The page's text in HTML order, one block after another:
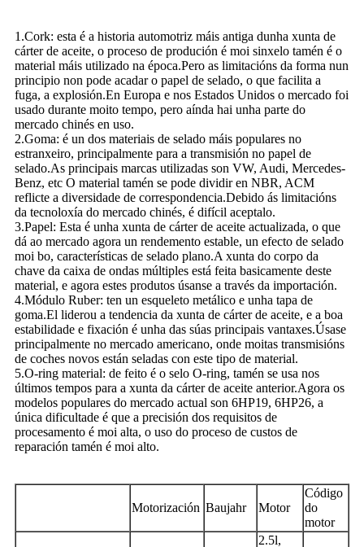
1.Cork: esta é a historia automotriz máis antiga dunha xunta de
cárter de aceite, o proceso de produción é moi sinxelo tamén é o
material máis utilizado na época.Pero as limitacións da forma nun
principio non pode acadar o papel de selado, o que facilita a
fuga, a explosión.En Europa e nos Estados Unidos o mercado foi
usado durante moito tempo, pero aínda hai unha parte do
mercado chinés en uso.
2.Goma: é un dos materiais de selado máis populares no
estranxeiro, principalmente para a transmisión no papel de
selado.As principais marcas utilizadas son VW, Audi, Mercedes-
Benz, etc O material tamén se pode dividir en NBR, ACM
reflicte a diversidade de correspondencia.Debido ás limitacións
da tecnoloxía do mercado chinés, é difícil aceptalo.
3.Papel: Esta é unha xunta de cárter de aceite actualizada, o que
dá ao mercado agora un rendemento estable, un efecto de selado
moi bo, características de selado plano.A xunta do corpo da
chave da caixa de ondas múltiples está feita basicamente deste
material, e agora estes produtos úsanse a través da importación.
4.Módulo Ruber: ten un esqueleto metálico e unha tapa de
goma.El liderou a tendencia da xunta de cárter de aceite, e a boa
estabilidade e fixación é unha das súas principais vantaxes.Úsase
principalmente no mercado americano, onde moitas transmisións
de coches novos están seladas con este tipo de material.
5.O-ring material: de feito é o selo O-ring, tamén se usa nos
últimos tempos para a xunta da cárter de aceite anterior.Agora os
modelos populares do mercado actual son 6HP19, 6HP26, a
única dificultade é que a precisión dos requisitos de
procesamento é moi alta, o uso do proceso de custos de
reparación tamén é moi alto.
Motorización Baujahr Motor
Código
do
motor
2.5l,